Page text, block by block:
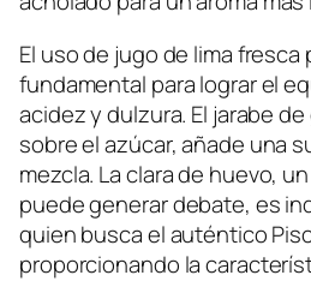
El uso de jugo de lima fresca
fundamental para lograr el
acidez y dulzura. El jarabe
sobre el azúcar, añade una
mezcla. La clara de huevo,
puede generar debate, es
quien busca el auténtico
proporcionando la